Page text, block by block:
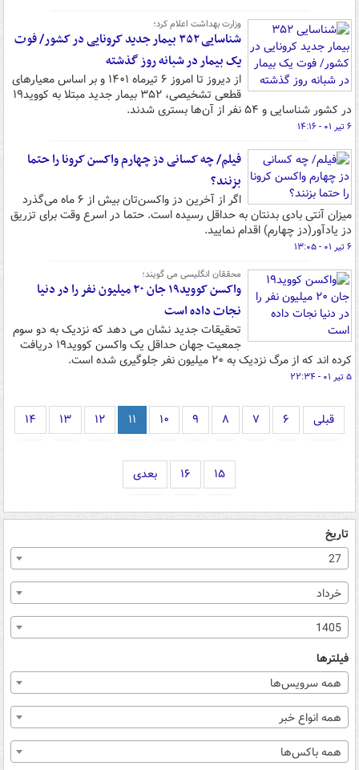
وزارت بهداشت اعلام کرد؛
شناسایی ۳۵۲ بیمار جدید کرونایی در کشور/ فوت
یک بیمار در شبانه روز گذشته
از دیروز تا امروز ۶ تیرماه ۱۴۰۱ و بر اساس معیارهای
قطعی تشخیصی، ۳۵۲ بیمار جدید مبتلا به کووید۱۹
در کشور شناسایی و ۵۴ نفر از آن‌ها بستری شدند.
۶ تیر ۰۱ - ۱۴:۱۶
فیلم/ چه کسانی دز چهارم واکسن کرونا را حتما
بزنند؟
اگر از آخرین دز واکسن‌تان بیش از ۶ ماه می‌گذرد
میزان آنتی بادی بدنتان به حداقل رسیده است. حتما در اسرع وقت برای تزریق
دز یادآور(دز چهارم) اقدام نمایید.
۶ تیر ۰۱ - ۱۳:۰۵
محققان انگلیسی می گویند؛
واکسن کووید۱۹ جان ۲۰ میلیون نفر را در دنیا
نجات داده است
تحقیقات جدید نشان می دهد که نزدیک به دو سوم
جمعیت جهان حداقل یک واکسن کووید۱۹ دریافت
کرده اند که از مرگ نزدیک به ۲۰ میلیون نفر جلوگیری شده است.
۵ تیر ۰۱ - ۲۲:۳۴
قبلی ۶ ۷ ۸ ۹ ۱۰ ۱۱ ۱۲ ۱۳ ۱۴
۱۵ ۱۶ بعدی
تاریخ
27
خرداد
1405
فیلترها
همه سرویس‌ها
همه انواع خبر
همه باکس‌ها